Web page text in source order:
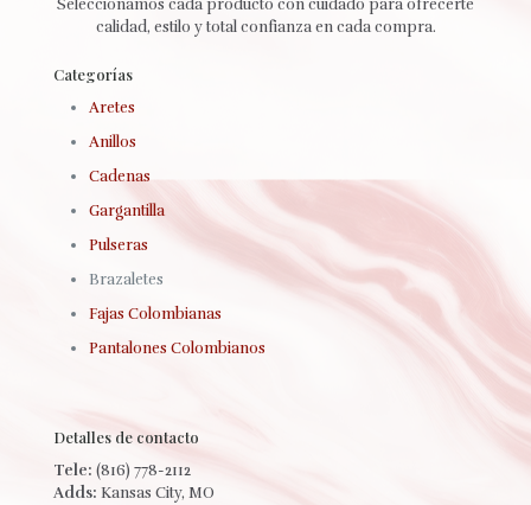
Seleccionamos cada producto con cuidado para ofrecerte
calidad, estilo y total confianza en cada compra.
Categorías
Aretes
Anillos
Cadenas
Gargantilla
Pulseras
Brazaletes
Fajas Colombianas
Pantalones Colombianos
Detalles de contacto
Tele: (816) 778-2112
Adds: Kansas City, MO